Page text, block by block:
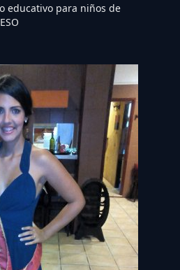
educativo para niños de